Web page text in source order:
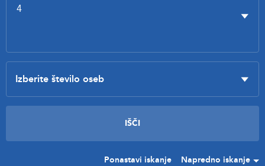
Ponastavi iskanje Napredno iskanje